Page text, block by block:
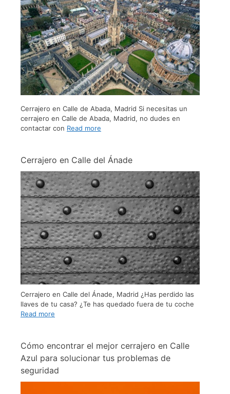
Cerrajero en Calle de Abada, Madrid Si necesitas un
cerrajero en Calle de Abada, Madrid, no dudes en
contactar con Read more
Cerrajero en Calle del Ánade
Cerrajero en Calle del Ánade, Madrid ¿Has perdido las
llaves de tu casa? ¿Te has quedado fuera de tu coche
Read more
Cómo encontrar el mejor cerrajero en Calle
Azul para solucionar tus problemas de
seguridad